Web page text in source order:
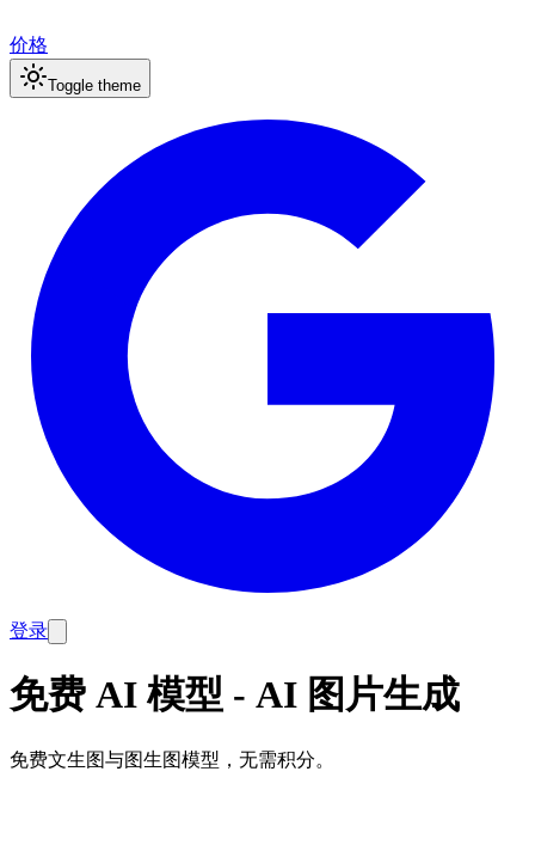
价格
Toggle theme
登录
免费 AI 模型 - AI 图片生成
免费文生图与图生图模型，无需积分。